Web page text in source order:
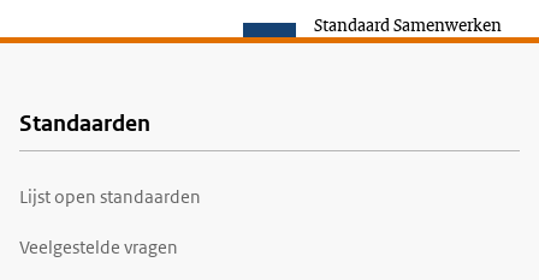
Standaard Samenwerken
Voet
Standaarden
Lijst open standaarden
Veelgestelde vragen